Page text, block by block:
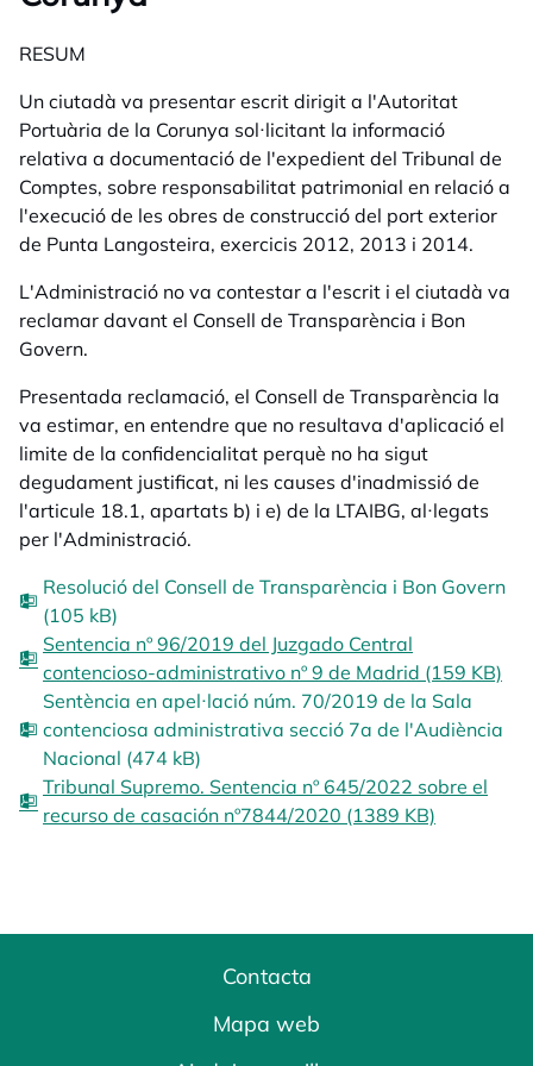
RESUM
Un ciutadà va presentar escrit dirigit a l'Autoritat
Portuària de la Corunya sol·licitant la informació
relativa a documentació de l'expedient del Tribunal de
Comptes, sobre responsabilitat patrimonial en relació a
l'execució de les obres de construcció del port exterior
de Punta Langosteira, exercicis 2012, 2013 i 2014.
L'Administració no va contestar a l'escrit i el ciutadà va
reclamar davant el Consell de Transparència i Bon
Govern.
Presentada reclamació, el Consell de Transparència la
va estimar, en entendre que no resultava d'aplicació el
limite de la confidencialitat perquè no ha sigut
degudament justificat, ni les causes d'inadmissió de
l'articule 18.1, apartats b) i e) de la LTAIBG, al·legats
per l'Administració.
Resolució del Consell de Transparència i Bon Govern
(105 kB)
Sentencia nº 96/2019 del Juzgado Central
contencioso-administrativo nº 9 de Madrid (159 KB)
Sentència en apel·lació núm. 70/2019 de la Sala
contenciosa administrativa secció 7a de l'Audiència
Nacional (474 kB)
Tribunal Supremo. Sentencia nº 645/2022 sobre el
recurso de casación nº7844/2020 (1389 KB)
Contacta
Mapa web